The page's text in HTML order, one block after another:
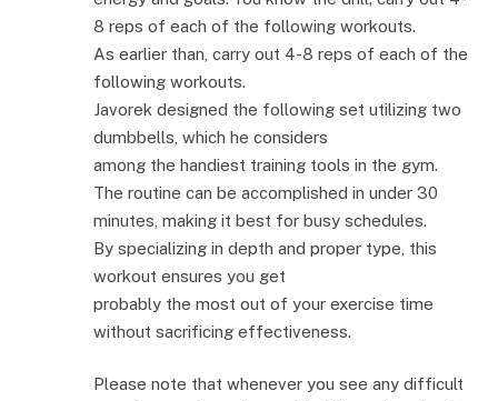
8 reps of each of the following workouts.
As earlier than, carry out 4-8 reps of each of the
following workouts.
Javorek designed the following set utilizing two
dumbbells, which he considers
among the handiest training tools in the gym.
The routine can be accomplished in under 30
minutes, making it best for busy schedules.
By specializing in depth and proper type, this
workout ensures you get
probably the most out of your exercise time
without sacrificing effectiveness.
Please note that whenever you see any difficult